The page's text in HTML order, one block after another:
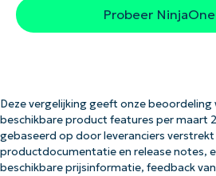
Probeer
Deze vergelijking geeft onze beoordeling
beschikbare product features per maart
gebaseerd op door leveranciers
productdocumentatie en release notes,
beschikbare prijsinformatie, feedback